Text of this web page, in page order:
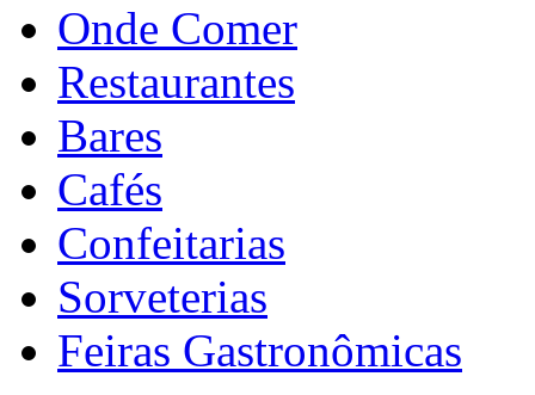
Onde Comer
Restaurantes
Bares
Cafés
Confeitarias
Sorveterias
Feiras Gastronômicas